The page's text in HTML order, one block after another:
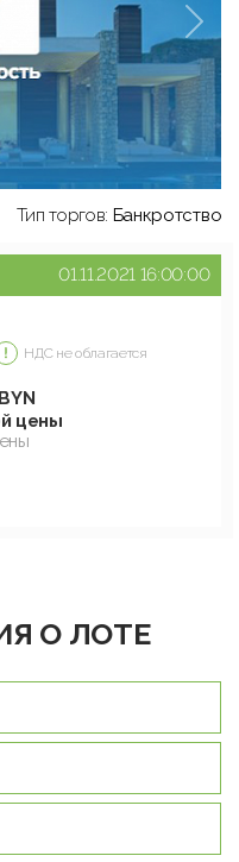
Тип торгов: Банкротство
01.11.2021 16:00:00
НДС не облагается
цены
О ЛОТЕ